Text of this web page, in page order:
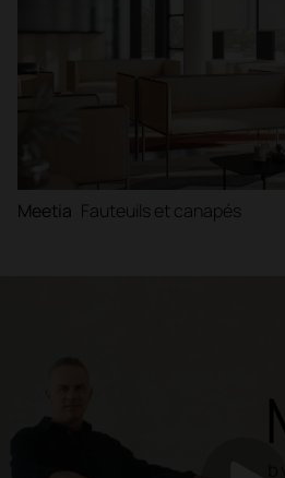
Meetia Fauteuils et canapés